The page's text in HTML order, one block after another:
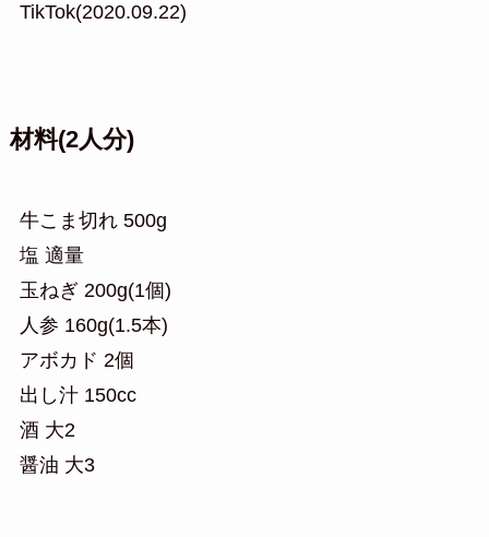
TikTok(2020.09.22)
材料(2人分)
牛こま切れ 500g
塩 適量
玉ねぎ 200g(1個)
人参 160g(1.5本)
アボカド 2個
出し汁 150cc
酒 大2
醤油 大3